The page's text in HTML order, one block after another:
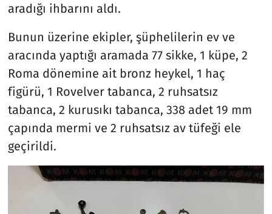
aradığı ihbarını aldı.
Bunun üzerine ekipler, şüphelilerin ev ve
aracında yaptığı aramada 77 sikke, 1 küpe, 2
Roma dönemine ait bronz heykel, 1 haç
figürü, 1 Rovelver tabanca, 2 ruhsatsız
tabanca, ⁠2 kurusıkı tabanca, ⁠338 adet 19 mm
çapında mermi ve 2 ruhsatsız av tüfeği ele
geçirildi.
Televizyon